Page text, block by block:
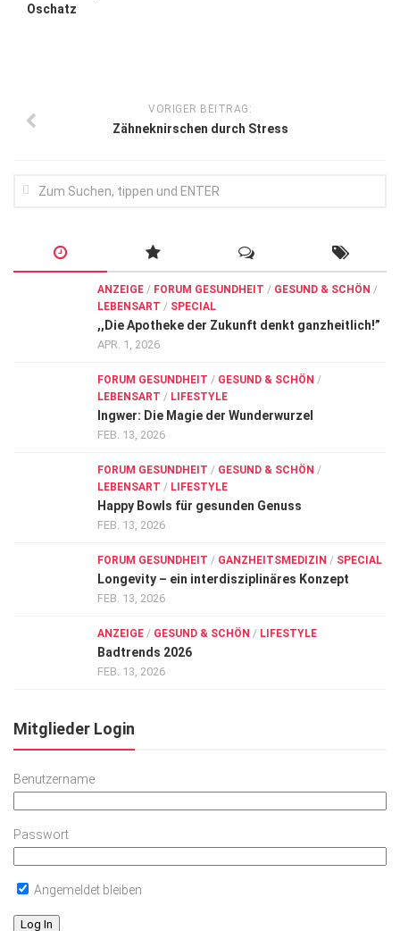
Hören
Oschatz
VORIGER BEITRAG:
Zähneknirschen durch Stress
ANZEIGE / FORUM GESUNDHEIT / GESUND & SCHÖN /
LEBENSART / SPECIAL
,,Die Apotheke der Zukunft denkt ganzheitlich!”
APR. 1, 2026
FORUM GESUNDHEIT / GESUND & SCHÖN /
LEBENSART / LIFESTYLE
Ingwer: Die Magie der Wunderwurzel
FEB. 13, 2026
FORUM GESUNDHEIT / GESUND & SCHÖN /
LEBENSART / LIFESTYLE
Happy Bowls für gesunden Genuss
FEB. 13, 2026
FORUM GESUNDHEIT / GANZHEITSMEDIZIN / SPECIAL
Longevity – ein interdisziplinäres Konzept
FEB. 13, 2026
ANZEIGE / GESUND & SCHÖN / LIFESTYLE
Badtrends 2026
FEB. 13, 2026
Mitglieder Login
Benutzername
Passwort
Angemeldet bleiben